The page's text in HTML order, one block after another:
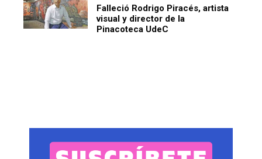
Falleció Rodrigo Piracés, artista
visual y director de la
Pinacoteca UdeC